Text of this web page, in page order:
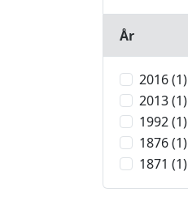
År
2016 (1)
2013 (1)
1992 (1)
1876 (1)
1871 (1)